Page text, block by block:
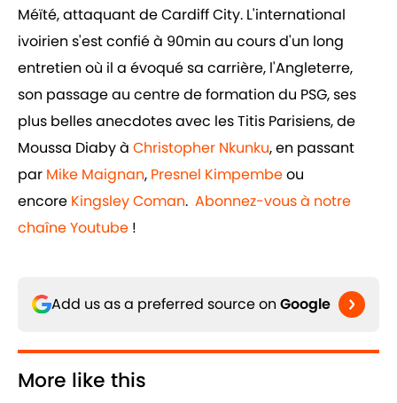
Méïté, attaquant de Cardiff City. L'international
ivoirien s'est confié à 90min au cours d'un long
entretien où il a évoqué sa carrière, l'Angleterre,
son passage au centre de formation du PSG, ses
plus belles anecdotes avec les Titis Parisiens, de
Moussa Diaby à Christopher Nkunku, en passant
par Mike Maignan, Presnel Kimpembeou
encore Kingsley Coman. Abonnez-vous à notre
chaîne Youtube !
Add us as a preferred source on Google
More like this